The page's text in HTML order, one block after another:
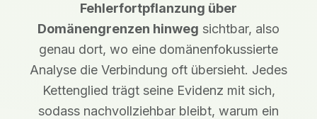
Fehlerfortpflanzung über
Domänengrenzen hinweg sichtbar, also
genau dort, wo eine domänenfokussierte
Analyse die Verbindung oft übersieht. Jedes
Kettenglied trägt seine Evidenz mit sich,
sodass nachvollziehbar bleibt, warum ein